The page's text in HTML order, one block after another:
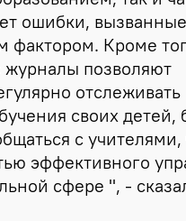
ошибки, вызванные
фактором. Кроме
журналы позволяют
отслеживать
своих детей,
с учителями,
эффективного
сфере ", -